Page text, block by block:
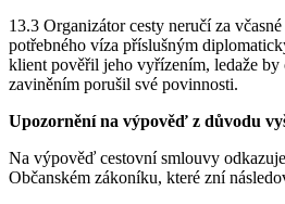
13.3 Organizátor cesty neručí za
potřebného víza příslušným
klient pověřil jeho vyřízením, ledaže by
zaviněním porušil své povinnosti.
Upozornění na výpověď z důvodu
Na výpověď cestovní smlouvy
Občanském zákoníku, které zní